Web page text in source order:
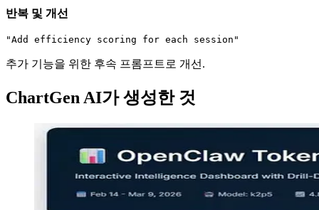
반복 및 개선
"Add efficiency scoring for each session"
추가 기능을 위한 후속 프롬프트로 개선.
ChartGen AI가 생성한 것